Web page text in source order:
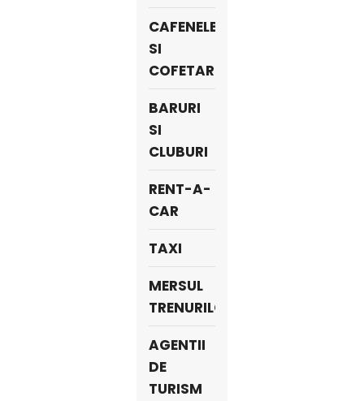
CAFENELE
SI
COFETARII
BARURI
SI
CLUBURI
RENT-A-
CAR
TAXI
MERSUL
TRENURILOR
AGENTII
DE
TURISM